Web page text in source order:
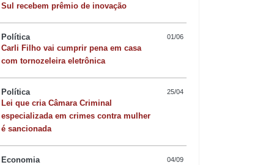
cargos estratégicos, o que tem feito
e a articulação política com
as portas do município para
que já estão transformando a
risoto de camarão
Sul recebem prêmio de inovação
Política 01/06
Carli Filho vai cumprir pena em casa
com tornozeleira eletrônica
Política 25/04
Lei que cria Câmara Criminal
especializada em crimes contra mulher
é sancionada
Economia 04/09